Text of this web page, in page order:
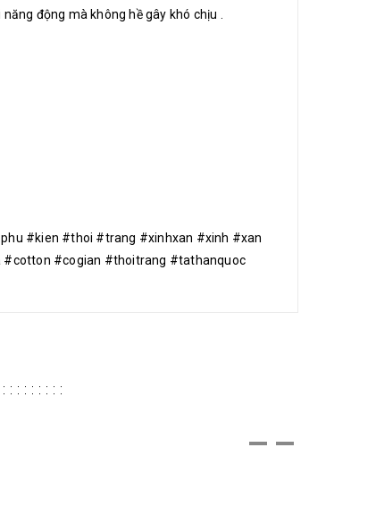
động mà không hề gây khó chịu .
#kien #thoi #trang #xinhxan #xinh #xan
#cogian #thoitrang #tathanquoc